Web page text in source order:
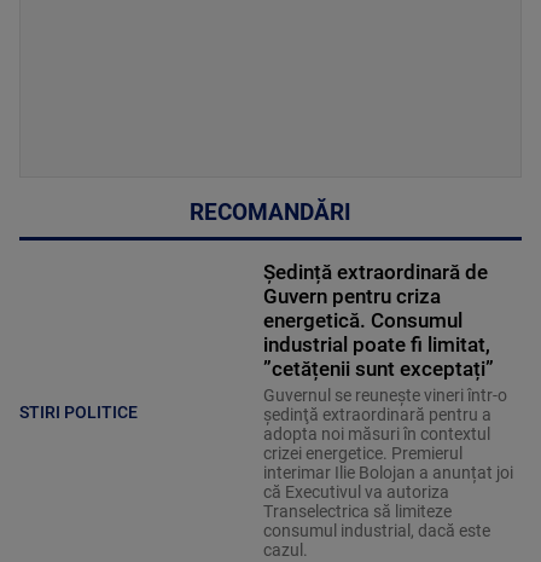
RECOMANDĂRI
STIRI POLITICE
Ședință extraordinară de
Guvern pentru criza
energetică. Consumul
industrial poate fi limitat,
”cetățenii sunt exceptați”
Guvernul se reuneşte vineri într-o
şedinţă extraordinară pentru a
adopta noi măsuri în contextul
crizei energetice. Premierul
interimar Ilie Bolojan a anunțat joi
că Executivul va autoriza
Transelectrica să limiteze
consumul industrial, dacă este
cazul.